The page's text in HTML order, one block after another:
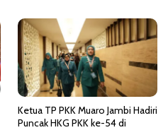
Ketua TP PKK Muaro Jambi Hadiri
Puncak HKG PKK ke-54 di